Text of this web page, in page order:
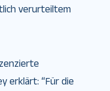
verurteiltem
erklärt: “Für die